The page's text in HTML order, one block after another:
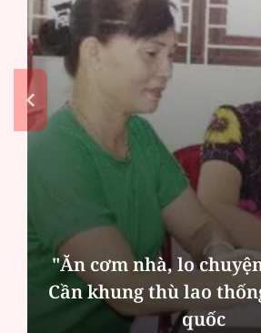
MSB: Lợi nhuận quý
cột nào?